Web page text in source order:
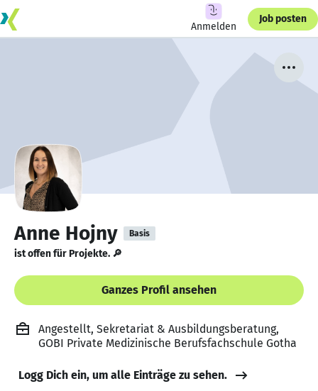
Anmelden
Job posten
Anne Hojny Basis
ist offen für Projekte. 🔎
Ganzes Profil ansehen
Angestellt, Sekretariat & Ausbildungsberatung,
GOBI Private Medizinische Berufsfachschule Gotha
Logg Dich ein, um alle Einträge zu sehen.